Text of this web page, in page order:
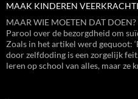
MAAK KINDEREN
MAAR WIE MOETEN DAT
Parool over de bezorgdheid om
Zoals in het artikel werd gequoot:
door zelfdoding is een zorgelijk
leren op school van alles, maar ze